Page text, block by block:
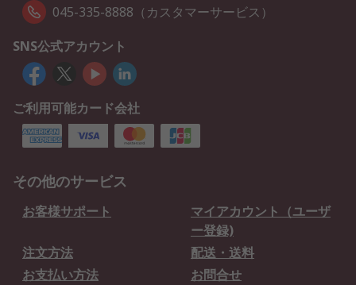
045-335-8888（カスタマーサービス）
SNS公式アカウント
ご利用可能カード会社
その他のサービス
お客様サポート
マイアカウント（ユーザ
ー登録)
注文方法
配送・送料
お支払い方法
お問合せ